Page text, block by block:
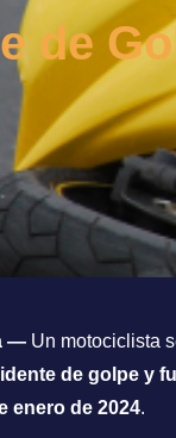
de
— Un motociclista
de golpe y
enero de 2024.